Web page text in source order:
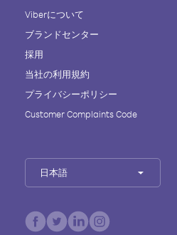
Viberについて
ブランドセンター
採用
当社の利用規約
プライバシーポリシー
Customer Complaints Code
日本語